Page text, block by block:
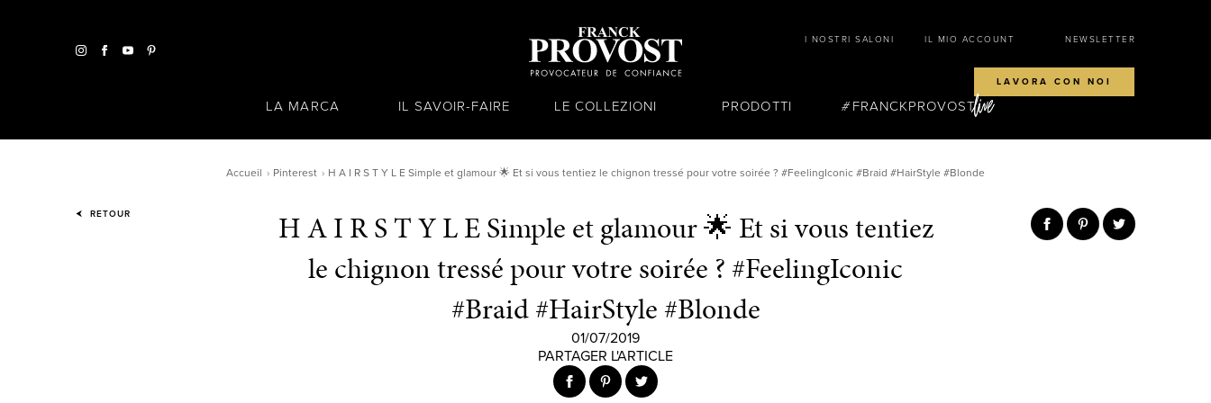
I NOSTRI SALONI IL MIO ACCOUNT NEWSLETTER
LAVORA CON NOI
LA MARCA IL SAVOIR-FAIRE LE COLLEZIONI PRODOTTI FRANCKPROVOST
Accueil Pinterest H A I R S T Y L E Simple et glamour 🌟 Et si vous tentiez le chignon tressé pour votre soirée ? #FeelingIconic #Braid #HairStyle #Blonde
RETOUR
H A I R S T Y L E Simple et glamour 🌟 Et si vous tentiez
le chignon tressé pour votre soirée ? #FeelingIconic
#Braid #HairStyle #Blonde
01/07/2019
PARTAGER L'ARTICLE